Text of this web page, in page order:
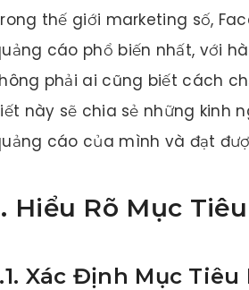
thế giới marketing số,
cáo phổ biến nhất, với
phải ai cũng biết cách
này sẽ chia sẻ những kinh
cáo của mình và đạt
Hiểu Rõ Mục
Xác Định Mục Tiêu